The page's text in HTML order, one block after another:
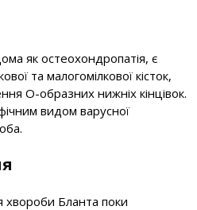
як остеохондропатія, є
та малогомілкової кісток,
О-образних нижніх кінцівок.
видом варусної
хвороби Бланта поки